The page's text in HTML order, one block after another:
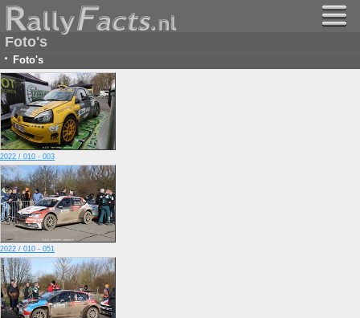
Foto's
· Foto's
2022 / 010 - 003
2022 / 010 - 051